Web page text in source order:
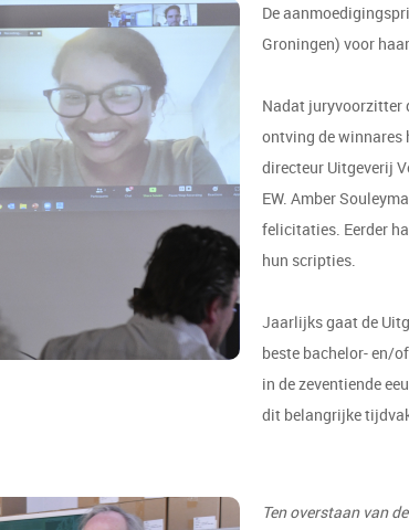
De
Groningen) voor haar
Nadat juryvoorzitter
ontving de winnares
directeur Uitgeverij
EW. Amber
felicitaties. Eerder
hun scripties.
Jaarlijks gaat de
beste bachelor- en/
in de zeventiende
dit belangrijke
Ten overstaan van